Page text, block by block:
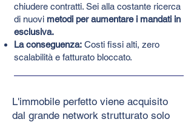
chiudere contratti. Sei alla costante ricerca
di nuovi metodi per aumentare i mandati in
esclusiva.
La conseguenza:Costi fissi alti, zero
scalabilità e fatturato bloccato.
L'immobile perfetto viene acquisito
dal grande network strutturato solo